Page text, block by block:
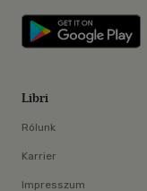
Libri
Rólunk
Karrier
Impresszum